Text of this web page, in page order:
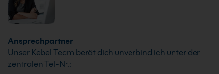
Ansprechpartner
Unser Kebel Team berät dich unverbindlich unter der
zentralen Tel-Nr.: